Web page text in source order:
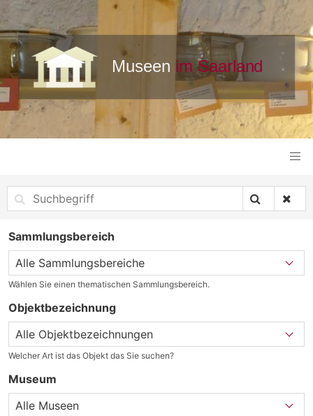
Sammlungsbereich
Wählen Sie einen thematischen Sammlungsbereich.
Objektbezeichnung
Welcher Art ist das Objekt das Sie suchen?
Museum